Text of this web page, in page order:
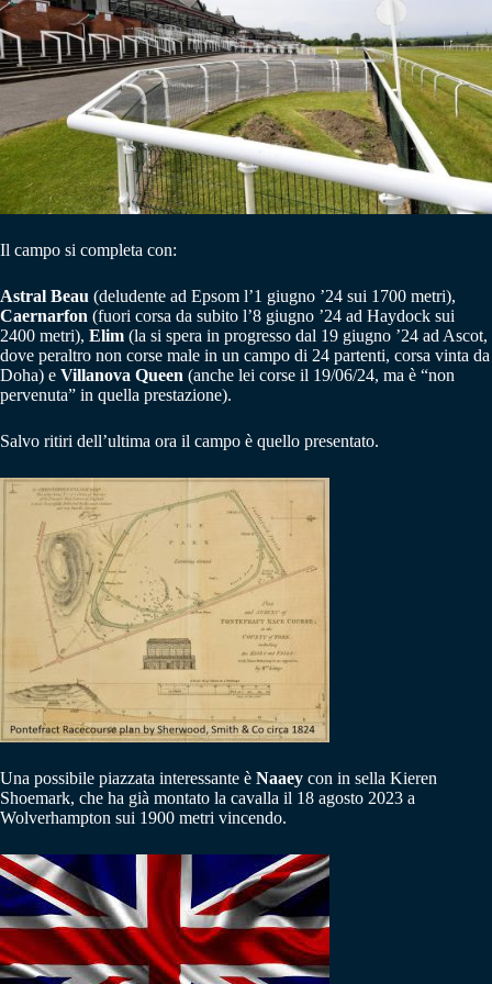
Il campo si completa con:
Astral Beau (deludente ad Epsom l’1 giugno ’24 sui 1700 metri),
Caernarfon (fuori corsa da subito l’8 giugno ’24 ad Haydock sui
2400 metri), Elim (la si spera in progresso dal 19 giugno ’24 ad Ascot,
dove peraltro non corse male in un campo di 24 partenti, corsa vinta da
Doha) e Villanova Queen (anche lei corse il 19/06/24, ma è “non
pervenuta” in quella prestazione).
Salvo ritiri dell’ultima ora il campo è quello presentato.
Una possibile piazzata interessante è Naaey con in sella Kieren
Shoemark, che ha già montato la cavalla il 18 agosto 2023 a
Wolverhampton sui 1900 metri vincendo.